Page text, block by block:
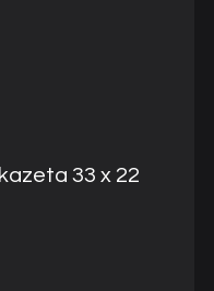
33 x 22